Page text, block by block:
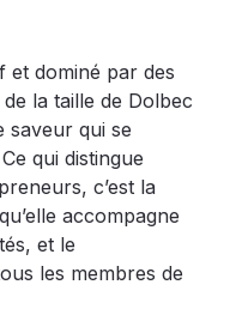
et dominé par des
la taille de Dolbec
saveur qui se
qui distingue
c’est la
accompagne
et le
les membres de